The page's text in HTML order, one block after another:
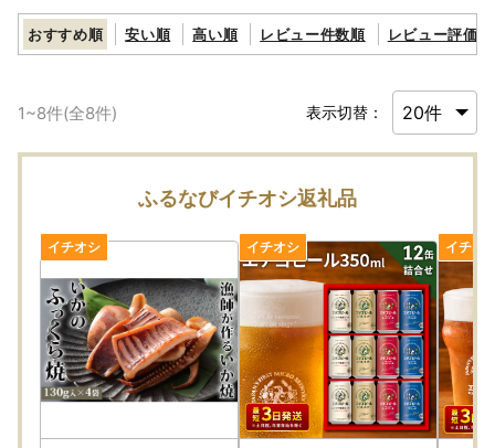
おすすめ順 安い順 高い順 レビュー件数順 レビュー評価順
1~8件(全8件) 表示切替：
ふるなびイチオシ返礼品